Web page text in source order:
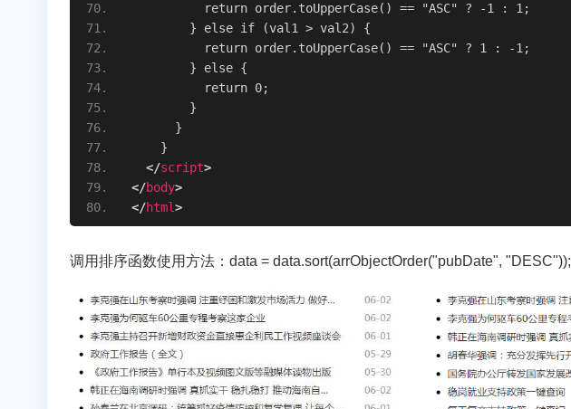
          return order.toUpperCase() == "ASC" ? -1 : 1;
        } else if (val1 > val2) {
          return order.toUpperCase() == "ASC" ? 1 : -1;
        } else {
          return 0;
        }
      }
    }
</script>
</body>
</html>
调用排序函数使用方法：data = data.sort(arrObjectOrder("pubDate", "DESC"));